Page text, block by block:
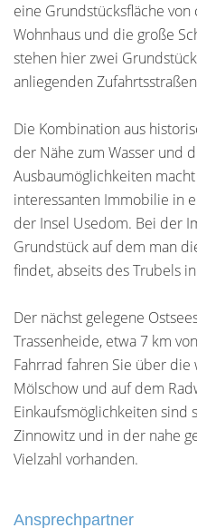
eine Grundstücksfläche von
Wohnhaus und die große
stehen hier zwei
anliegenden
Die Kombination aus
der Nähe zum Wasser und
Ausbaumöglichkeiten
interessanten Immobilie in
der Insel Usedom. Bei der
Grundstück auf dem man
findet, abseits des Trubels
Der nächst gelegene
Trassenheide, etwa 7 km
Fahrrad fahren Sie über
Mölschow und auf dem
Einkaufsmöglichkeiten sind
Zinnowitz und in der nahe
Vielzahl vorhanden.
Ansprechpartner